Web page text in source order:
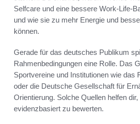
Selfcare und eine bessere Work-Life-
und wie sie zu mehr Energie und
können.
Gerade für das deutsches Publikum
Rahmenbedingungen eine Rolle. Das
Sportvereine und Institutionen wie das
oder die Deutsche Gesellschaft für
Orientierung. Solche Quellen helfen dir,
evidenzbasiert zu bewerten.